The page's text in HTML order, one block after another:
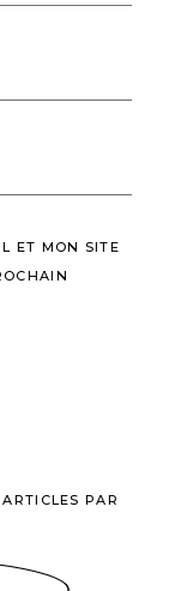
ET MON SITE
PAR